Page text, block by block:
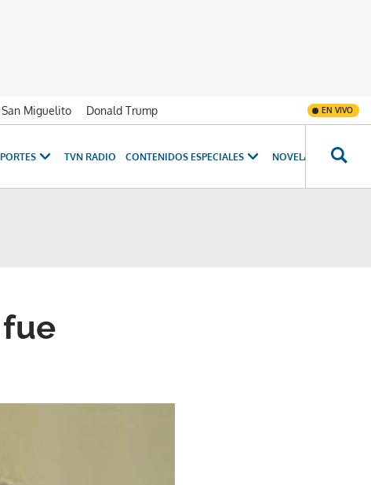
Miguelito Donald Trump EN VIVO
TVN RADIO CONTENIDOS ESPECIALES NOVELAS